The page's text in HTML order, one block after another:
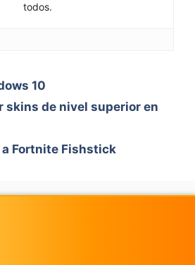
todos.
10
skins de nivel superior en
Fortnite Fishstick